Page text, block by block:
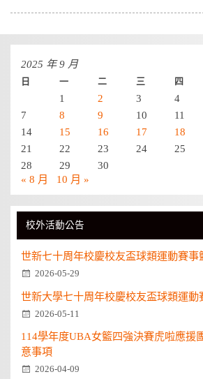
2025 年 9 月
日 一 二 三 四
1 2 3 4
7
8 9 10 11
14
15 16 17 18
21
22 23 24 25
28
29
30
« 8 月
10 月 »
校外活動公告
世新七十周年校慶校友盃球類運動賽事
2026-05-29
世新大學七十周年校慶校友盃球類運動
2026-05-11
114學年度UBA女籃四強決賽虎啦應援
意事項
2026-04-09